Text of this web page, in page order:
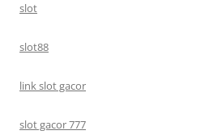
slot
slot88
link slot gacor
slot gacor 777